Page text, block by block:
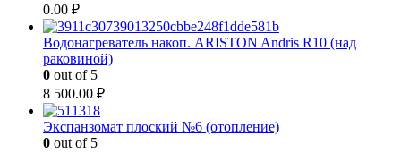
0.00 ₽
Водонагреватель накоп. ARISTON Andris R10 (над
раковиной)
0 out of 5
8 500.00 ₽
Экспанзомат плоский №6 (отопление)
0 out of 5